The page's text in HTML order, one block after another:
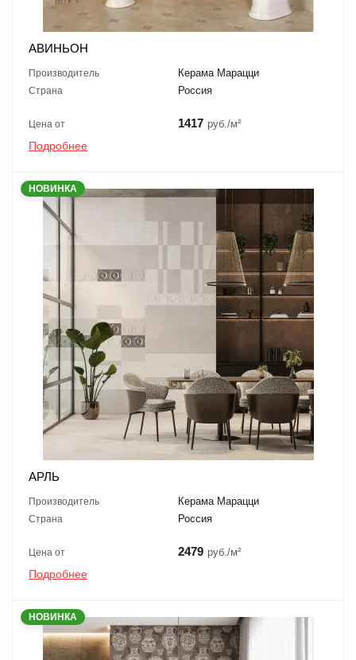
АВИНЬОН
Производитель Керама Марацци
Страна Россия
Цена от 1417 руб./м²
Подробнее
НОВИНКА
АРЛЬ
Производитель Керама Марацци
Страна Россия
Цена от 2479 руб./м²
Подробнее
НОВИНКА